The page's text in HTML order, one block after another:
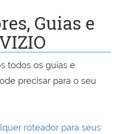
Guias e
todos os guias e
precisar para o seu
roteador para seus